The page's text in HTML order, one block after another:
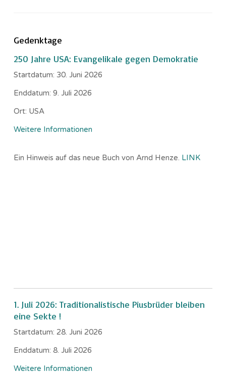
Gedenktage
250 Jahre USA: Evangelikale gegen Demokratie
Startdatum: 30. Juni 2026
Enddatum: 9. Juli 2026
Ort: USA
Weitere Informationen
Ein Hinweis auf das neue Buch von Arnd Henze. LINK
1. Juli 2026: Traditionalistische Piusbrüder bleiben
eine Sekte !
Startdatum: 28. Juni 2026
Enddatum: 8. Juli 2026
Weitere Informationen